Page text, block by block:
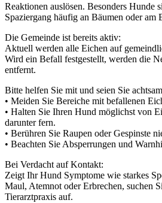
Reaktionen auslösen. Besonders Hunde
Spaziergang häufig an Bäumen oder am
Die Gemeinde ist bereits aktiv:
Aktuell werden alle Eichen auf
Wird ein Befall festgestellt, werden die
entfernt.
Bitte helfen Sie mit und seien Sie
• Meiden Sie Bereiche mit befallenen
• Halten Sie Ihren Hund möglichst von
darunter fern.
• Berühren Sie Raupen oder Gespinste
• Beachten Sie Absperrungen und
Bei Verdacht auf Kontakt:
Zeigt Ihr Hund Symptome wie starkes
Maul, Atemnot oder Erbrechen, suchen
Tierarztpraxis auf.